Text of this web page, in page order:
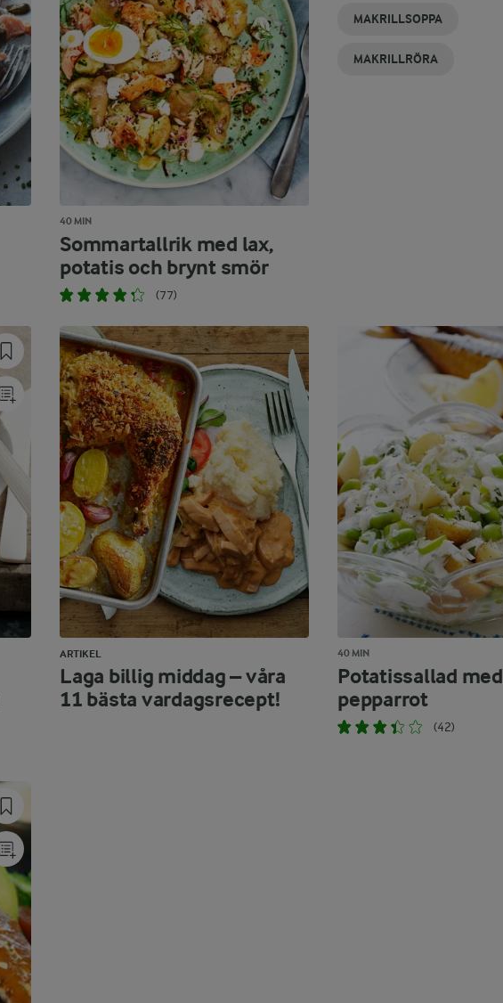
40 MIN
Sommartallrik med lax,
potatis och brynt smör
(77)
MAKRILLSOPPA
MAKRILLRÖRA
ARTIKEL
Laga billig middag – våra
11 bästa vardagsrecept!
40 MIN
Potatissallad med
pepparrot
(42)